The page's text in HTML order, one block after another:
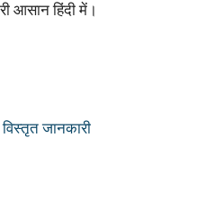
आसान हिंदी में।
जानकारी